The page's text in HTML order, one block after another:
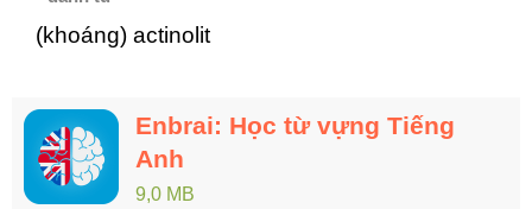
(khoáng) actinolit
Enbrai: Học từ vựng Tiếng
Anh
9,0 MB